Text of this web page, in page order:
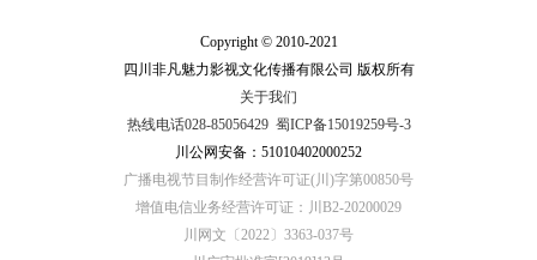
Copyright © 2010-2021
四川非凡魅力影视文化传播有限公司 版权所有
关于我们
热线电话028-85056429 蜀ICP备15019259号-3
川公网安备：51010402000252
广播电视节目制作经营许可证(川)字第00850号
增值电信业务经营许可证：川B2-20200029
川网文〔2022〕3363-037号